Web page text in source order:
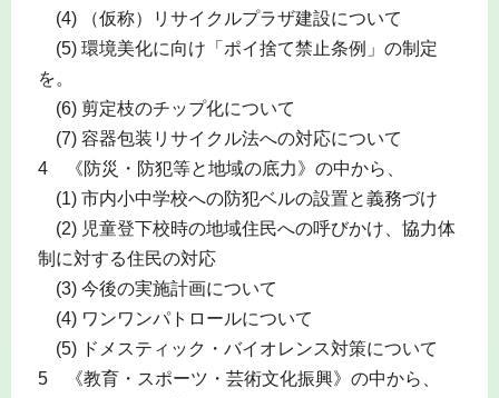
(4) （仮称）リサイクルプラザ建設について
(5) 環境美化に向け「ポイ捨て禁止条例」の制定
を。
(6) 剪定枝のチップ化について
(7) 容器包装リサイクル法への対応について
4 《防災・防犯等と地域の底力》の中から、
(1) 市内小中学校への防犯ベルの設置と義務づけ
(2) 児童登下校時の地域住民への呼びかけ、協力体
制に対する住民の対応
(3) 今後の実施計画について
(4) ワンワンパトロールについて
(5) ドメスティック・バイオレンス対策について
5 《教育・スポーツ・芸術文化振興》の中から、